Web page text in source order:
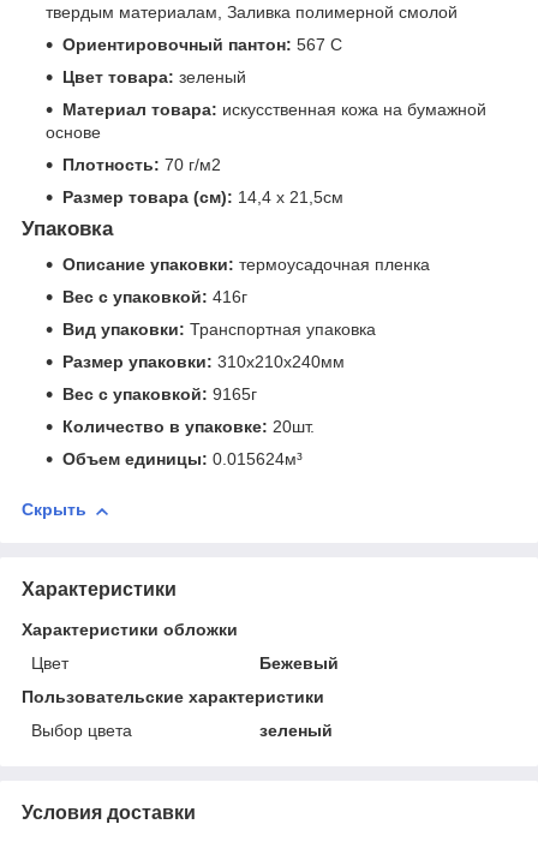
твердым материалам, Заливка полимерной смолой
Ориентировочный пантон: 567 C
Цвет товара: зеленый
Материал товара: искусственная кожа на бумажной
основе
Плотность: 70 г/м2
Размер товара (см): 14,4 х 21,5см
Упаковка
Описание упаковки: термоусадочная пленка
Вес с упаковкой: 416г
Вид упаковки: Транспортная упаковка
Размер упаковки: 310x210x240мм
Вес с упаковкой: 9165г
Количество в упаковке: 20шт.
Объем единицы: 0.015624м³
Скрыть
Характеристики
Характеристики обложки
Цвет
Бежевый
Пользовательские характеристики
Выбор цвета
зеленый
Условия доставки